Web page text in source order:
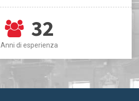
32
Anni di esperienza